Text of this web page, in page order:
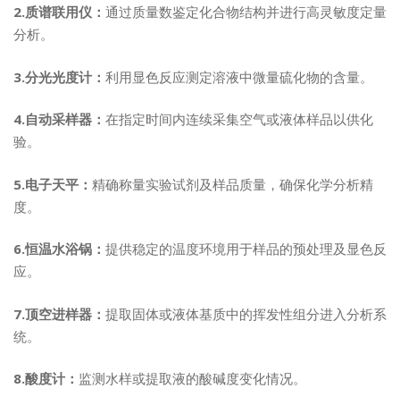
2.质谱联用仪： 通过质量数鉴定化合物结构并进行高灵敏度定量
分析。
3.分光光度计： 利用显色反应测定溶液中微量硫化物的含量。
4.自动采样器： 在指定时间内连续采集空气或液体样品以供化
验。
5.电子天平： 精确称量实验试剂及样品质量，确保化学分析精
度。
6.恒温水浴锅： 提供稳定的温度环境用于样品的预处理及显色反
应。
7.顶空进样器： 提取固体或液体基质中的挥发性组分进入分析系
统。
8.酸度计： 监测水样或提取液的酸碱度变化情况。